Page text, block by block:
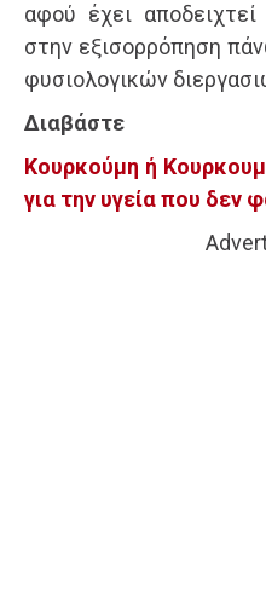
αφού έχει αποδειχτεί
στην εξισορρόπηση
φυσιολογικών
Διαβάστε
Κουρκούμη ή
για την υγεία που δεν